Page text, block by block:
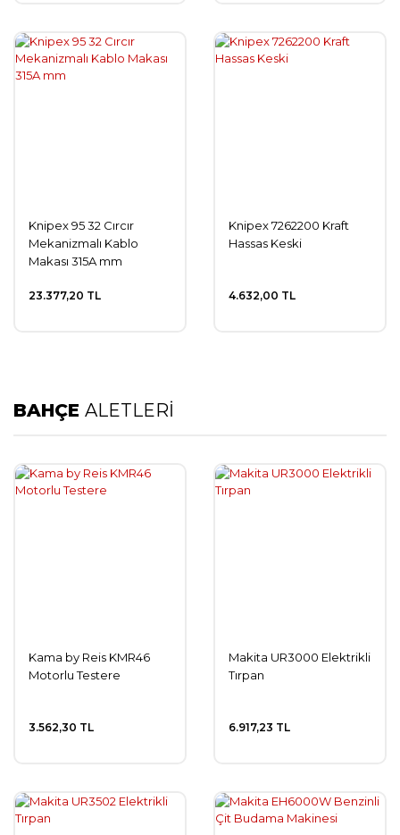
Knipex 95 32 Cırcır
Mekanizmalı Kablo
Makası 315A mm
23.377,20 TL
Knipex 7262200 Kraft
Hassas Keski
4.632,00 TL
BAHÇE ALETLERİ
Kama by Reis KMR46
Motorlu Testere
3.562,30 TL
Makita UR3000 Elektrikli
Tırpan
6.917,23 TL